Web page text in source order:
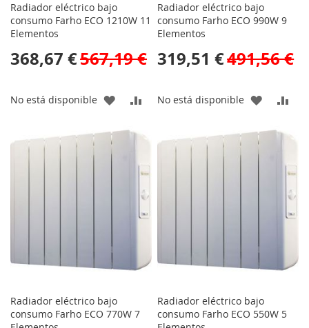
Radiador eléctrico bajo
consumo Farho ECO 1210W 11
Elementos
368,67 €567,19 €
No está disponible
AÑADIR
LISTA
DESEOS
AÑADIR
COMPARAR
Radiador eléctrico bajo
consumo Farho ECO 990W 9
Elementos
319,51 €491,56 €
No está disponible
AÑADIR
LISTA
DESEOS
Radiador eléctrico bajo
consumo Farho ECO 770W 7
Radiador eléctrico bajo
consumo Farho ECO 550W 5